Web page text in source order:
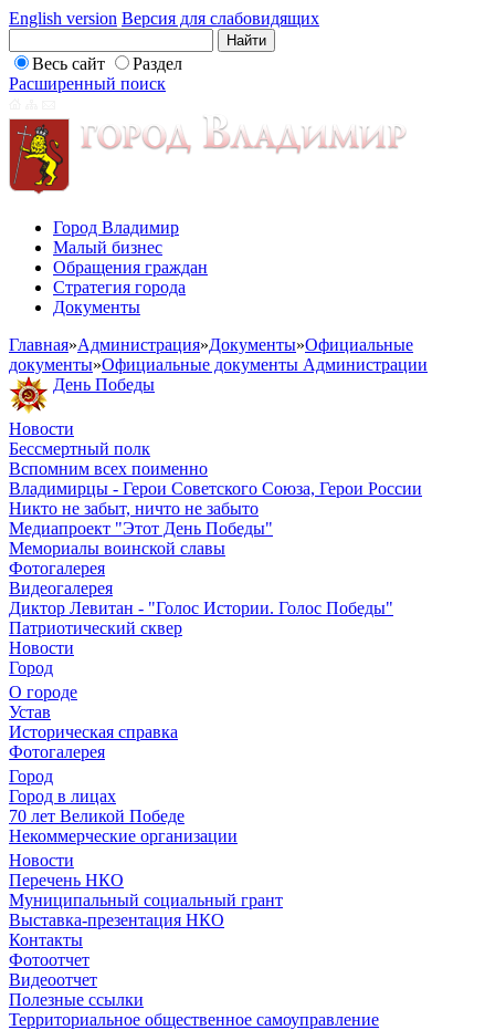
English version Версия для слабовидящих
Весь сайт
Раздел
Расширенный поиск
Город Владимир
Малый бизнес
Обращения граждан
Стратегия города
Документы
Главная»Администрация»Документы»Официальные
документы»Официальные документы Администрации
День Победы
Новости
Бессмертный полк
Вспомним всех поименно
Владимирцы - Герои Советского Союза, Герои России
Никто не забыт, ничто не забыто
Медиапроект "Этот День Победы"
Мемориалы воинской славы
Фотогалерея
Видеогалерея
Диктор Левитан - "Голос Истории. Голос Победы"
Патриотический сквер
Новости
Город
О городе
Устав
Историческая справка
Фотогалерея
Город
Город в лицах
70 лет Великой Победе
Некоммерческие организации
Новости
Перечень НКО
Муниципальный социальный грант
Выставка-презентация НКО
Контакты
Фотоотчет
Видеоотчет
Полезные ссылки
Территориальное общественное самоуправление